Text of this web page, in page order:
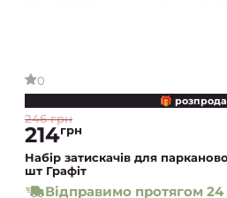
0
🎁
246 грн
214грн
Набір затискачів для
шт Графіт
Відправимо протягом